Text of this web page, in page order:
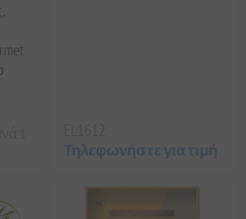
Τηλεφωνήστε για τιμή